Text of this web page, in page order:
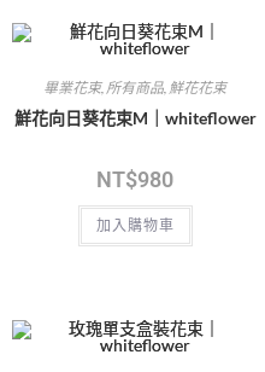
畢業花束,所有商品, 鮮花花束
鮮花向日葵花束M｜whiteflower
NT$980
加入購物車